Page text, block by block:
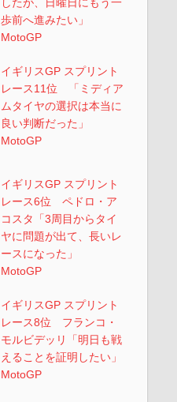
歩前へ進みたい」
MotoGP
イギリスGP スプリント
レース11位 「ミディア
ムタイヤの選択は本当に
良い判断だった」
MotoGP
イギリスGP スプリント
レース6位 ペドロ・ア
コスタ「3周目からタイ
ヤに問題が出て、長いレ
ースになった」
MotoGP
イギリスGP スプリント
レース8位 フランコ・
モルビデッリ「明日も戦
えることを証明したい」
MotoGP